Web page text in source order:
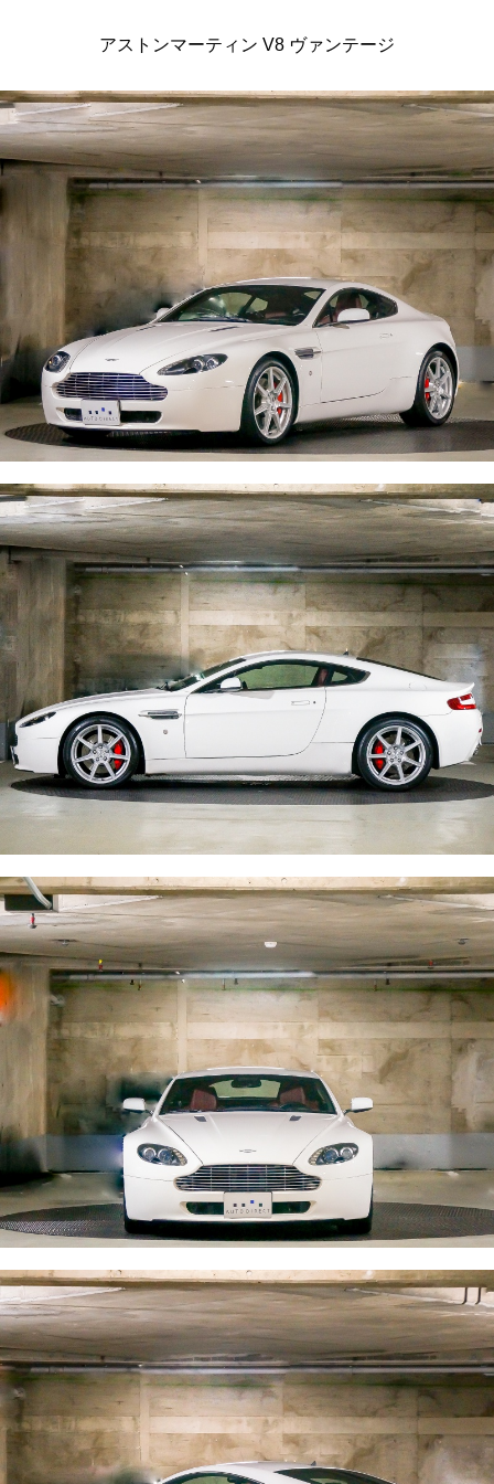
アストンマーティン V8 ヴァンテージ